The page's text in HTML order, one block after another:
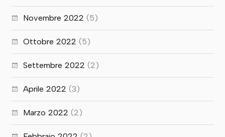
Novembre 2022 (5)
Ottobre 2022 (5)
Settembre 2022 (2)
Aprile 2022 (3)
Marzo 2022 (2)